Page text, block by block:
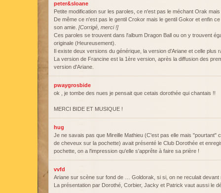
peter&sloane
Petite modification sur les paroles, ce n'est pas le méchant Orak
De même ce n'est pas le gentil Crokor mais le gentil Gokor et enfin
son amie. [Corrigé, merci !]
Ces paroles se trouvent dans l'album Dragon Ball ou on y trouvent
originale (Heureusement).
Il existe deux versions du générique, la version d'Ariane et celle plus
La version de Francine est la 1ère version, après la diffusion des
version d'Ariane.
pwaygrosbide
ok , je tombe des nues je pensait que cetais dorothée qui chantais !!
MERCI BIDE ET MUSIQUE !
hug
Je ne savais pas que Mireille Mathieu (C'est pas elle mais "pourtant"
de cheveux sur la pochette) avait présenté le Club Dorothée et
pochette, on a l'impression qu'elle s'apprête à faire sa prière !
vvfd
Ariane sur scène sur fond de … Goldorak, si si, on ne reculait devant
La présentation par Dorothé, Corbier, Jacky et Patrick vaut aussi le